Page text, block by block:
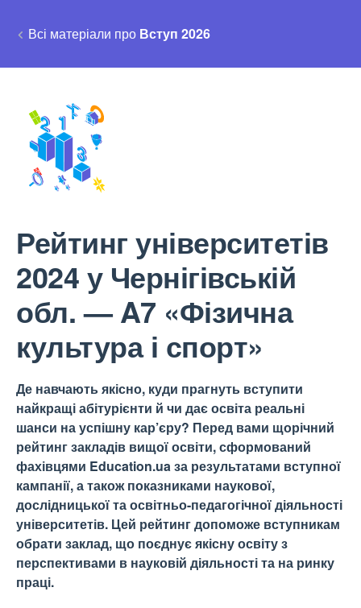
Всі матеріали про Вступ 2026
Рейтинг університетів
2024 у Чернігівській
обл. — A7 «Фізична
культура і спорт»
Де навчають якісно, куди прагнуть вступити
найкращі абітурієнти й чи дає освіта реальні
шанси на успішну кар’єру? Перед вами щорічний
рейтинг закладів вищої освіти, сформований
фахівцями Education.ua за результатами вступної
кампанії, а також показниками наукової,
дослідницької та освітньо-педагогічної діяльності
університетів. Цей рейтинг допоможе вступникам
обрати заклад, що поєднує якісну освіту з
перспективами в науковій діяльності та на ринку
праці.